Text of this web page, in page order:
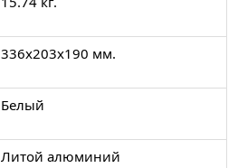
336x203x190 мм.
Белый
Литой алюминий